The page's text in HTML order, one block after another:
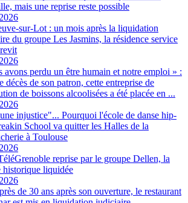
mais une reprise reste possible
sur-Lot : un mois après la liquidation
du groupe Les Jasmins, la résidence service
avons perdu un être humain et notre emploi » :
décès de son patron, cette entreprise de
de boissons alcoolisées a été placée en ...
injustice"... Pourquoi l'école de danse hip-
School va quitter les Halles de la
à Toulouse
reprise par le groupe Dellen, la
historique liquidée
de 30 ans après son ouverture, le restaurant